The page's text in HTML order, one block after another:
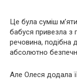
Це була суміш
бабуся привезла з
речовина, подібна
абсолютно
Але Олеся додала